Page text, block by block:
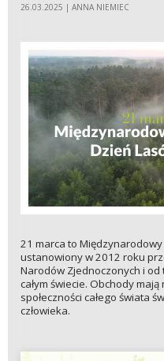
26.03.2025 | ANNA NIEMIEC
21 marca to Międzynarodowy
ustanowiony w 2012 roku
Narodów Zjednoczonych i
całym świecie. Obchody
społeczności całego świata
człowieka.